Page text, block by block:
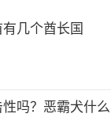
几个酋长国
吗？恶霸犬什么